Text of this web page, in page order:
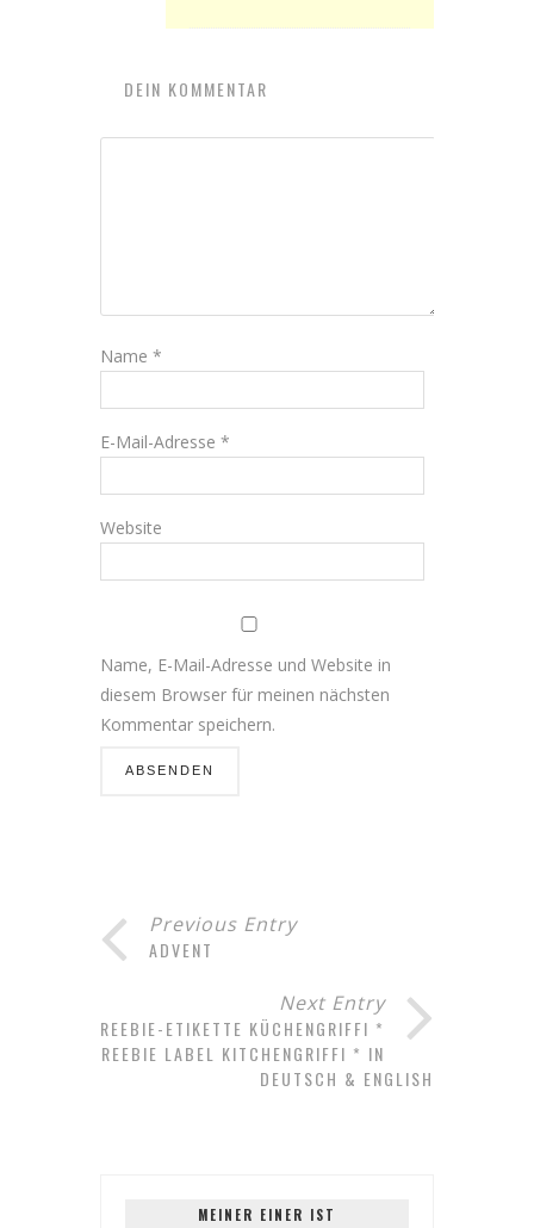
DEIN KOMMENTAR
Name *
E-Mail-Adresse *
Website
Name, E-Mail-Adresse und Website in
diesem Browser für meinen nächsten
Kommentar speichern.
Previous Entry
ADVENT
Next Entry
FREEBIE-ETIKETTE KÜCHENGRIFFI *
FREEBIE LABEL KITCHENGRIFFI * IN
DEUTSCH & ENGLISH
MEINER EINER IST